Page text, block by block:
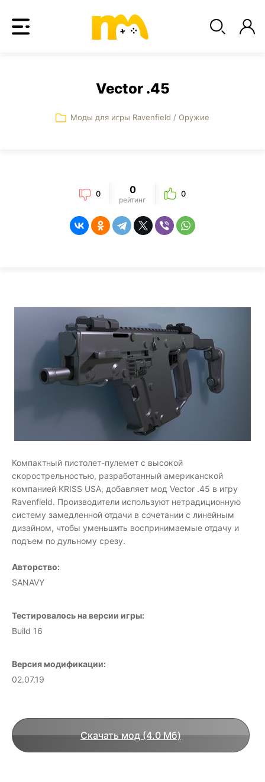
Vector .45
Моды для игры Ravenfield / Оружие
0 0
рейтинг
0
Компактный пистолет-пулемет с высокой
скорострельностью, разработанный американской
компанией KRISS USA, добавляет мод Vector .45 в игру
Ravenfield. Производители используют нетрадиционную
систему замедленной отдачи в сочетании с линейным
дизайном, чтобы уменьшить воспринимаемые отдачу и
подъем по дульному срезу.
Авторство:
SANAVY
Тестировалось на версии игры:
Build 16
Версия модификации:
02.07.19
Скачать мод (4.0 Мб)